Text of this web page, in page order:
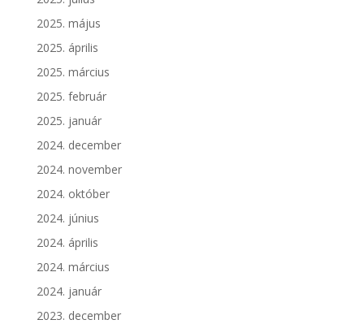
2025. május
2025. április
2025. március
2025. február
2025. január
2024. december
2024. november
2024. október
2024. június
2024. április
2024. március
2024. január
2023. december